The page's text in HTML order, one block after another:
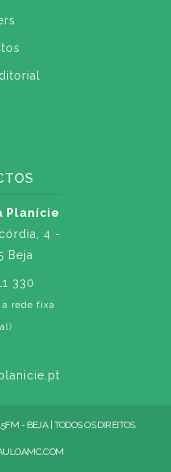
Planície
4 -
Beja
330
a rede fixa
- BEJA | TODOS OS DIREITOS